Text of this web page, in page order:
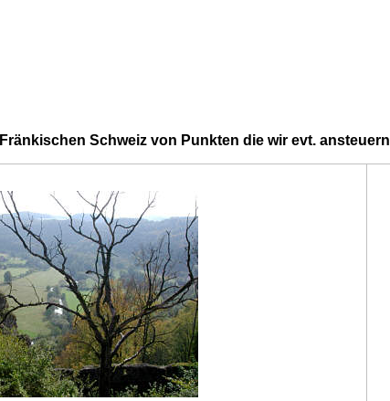
Schweiz von Punkten die wir evt. ansteuern